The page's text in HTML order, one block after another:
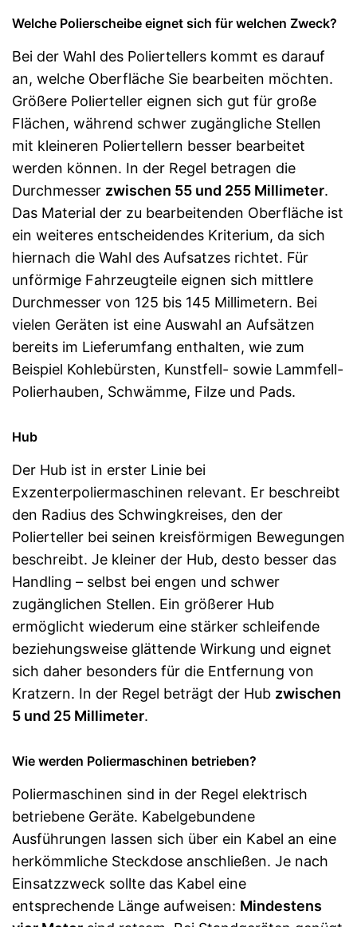
Welche Polierscheibe eignet sich für welchen Zweck?
Bei der Wahl des Poliertellers kommt es darauf
an, welche Oberfläche Sie bearbeiten möchten.
Größere Polierteller eignen sich gut für große
Flächen, während schwer zugängliche Stellen
mit kleineren Poliertellern besser bearbeitet
werden können. In der Regel betragen die
Durchmesser zwischen 55 und 255 Millimeter.
Das Material der zu bearbeitenden Oberfläche ist
ein weiteres entscheidendes Kriterium, da sich
hiernach die Wahl des Aufsatzes richtet. Für
unförmige Fahrzeugteile eignen sich mittlere
Durchmesser von 125 bis 145 Millimetern. Bei
vielen Geräten ist eine Auswahl an Aufsätzen
bereits im Lieferumfang enthalten, wie zum
Beispiel Kohlebürsten, Kunstfell- sowie Lammfell-
Polierhauben, Schwämme, Filze und Pads.
Hub
Der Hub ist in erster Linie bei
Exzenterpoliermaschinen relevant. Er beschreibt
den Radius des Schwingkreises, den der
Polierteller bei seinen kreisförmigen Bewegungen
beschreibt. Je kleiner der Hub, desto besser das
Handling – selbst bei engen und schwer
zugänglichen Stellen. Ein größerer Hub
ermöglicht wiederum eine stärker schleifende
beziehungsweise glättende Wirkung und eignet
sich daher besonders für die Entfernung von
Kratzern. In der Regel beträgt der Hub zwischen
5 und 25 Millimeter.
Wie werden Poliermaschinen betrieben?
Poliermaschinen sind in der Regel elektrisch
betriebene Geräte. Kabelgebundene
Ausführungen lassen sich über ein Kabel an eine
herkömmliche Steckdose anschließen. Je nach
Einsatzzweck sollte das Kabel eine
entsprechende Länge aufweisen: Mindestens